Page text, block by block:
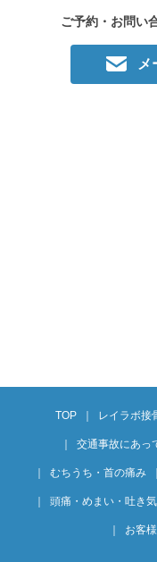
ご予約・お問い
メ
TOP レイラボ接
交通事故にあっ
むちうち・首の痛み
頭痛・めまい・吐き気
お客